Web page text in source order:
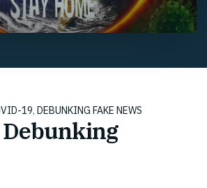
19, DEBUNKING FAKE NEWS